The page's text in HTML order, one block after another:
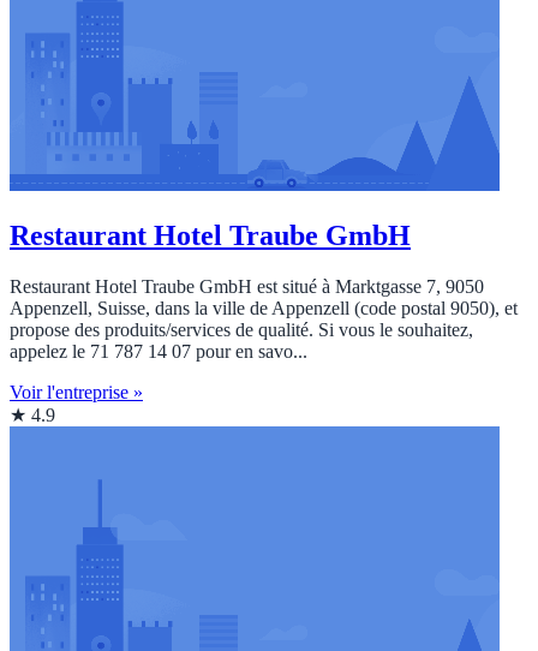
Restaurant Hotel Traube GmbH
Restaurant Hotel Traube GmbH est situé à Marktgasse 7, 9050
Appenzell, Suisse, dans la ville de Appenzell (code postal 9050), et
propose des produits/services de qualité. Si vous le souhaitez,
appelez le 71 787 14 07 pour en savo...
Voir l'entreprise »
★ 4.9